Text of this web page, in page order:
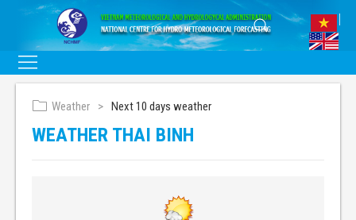
Weather Next 10 days weather
WEATHER THAI BINH